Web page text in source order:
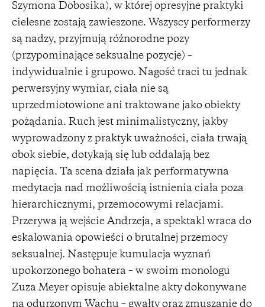
Szymona Dobosika), w której opresyjne praktyki
cielesne zostają zawieszone. Wszyscy performerzy
są nadzy, przyjmują różnorodne pozy
(przypominające seksualne pozycje) –
indywidualnie i grupowo. Nagość traci tu jednak
perwersyjny wymiar, ciała nie są
uprzedmiotowione ani traktowane jako obiekty
pożądania. Ruch jest minimalistyczny, jakby
wyprowadzony z praktyk uważności, ciała trwają
obok siebie, dotykają się lub oddalają bez
napięcia. Ta scena działa jak performatywna
medytacja nad możliwością istnienia ciała poza
hierarchicznymi, przemocowymi relacjami.
Przerywa ją wejście Andrzeja, a spektakl wraca do
eskalowania opowieści o brutalnej przemocy
seksualnej. Następuje kumulacja wyznań
upokorzonego bohatera – w swoim monologu
Zuza Meyer opisuje abiektalne akty dokonywane
na odurzonym Wachu – gwałty oraz zmuszanie do